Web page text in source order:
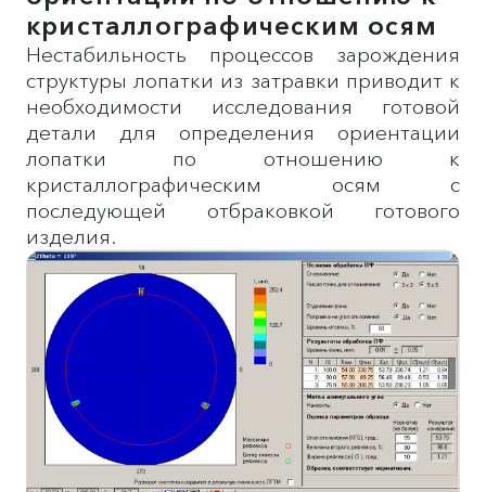
кристаллографическим осям
Нестабильность процессов зарождения
структуры лопатки из затравки приводит к
необходимости исследования готовой
детали для определения ориентации
лопатки по отношению к
кристаллографическим осям с
последующей отбраковкой готового
изделия.